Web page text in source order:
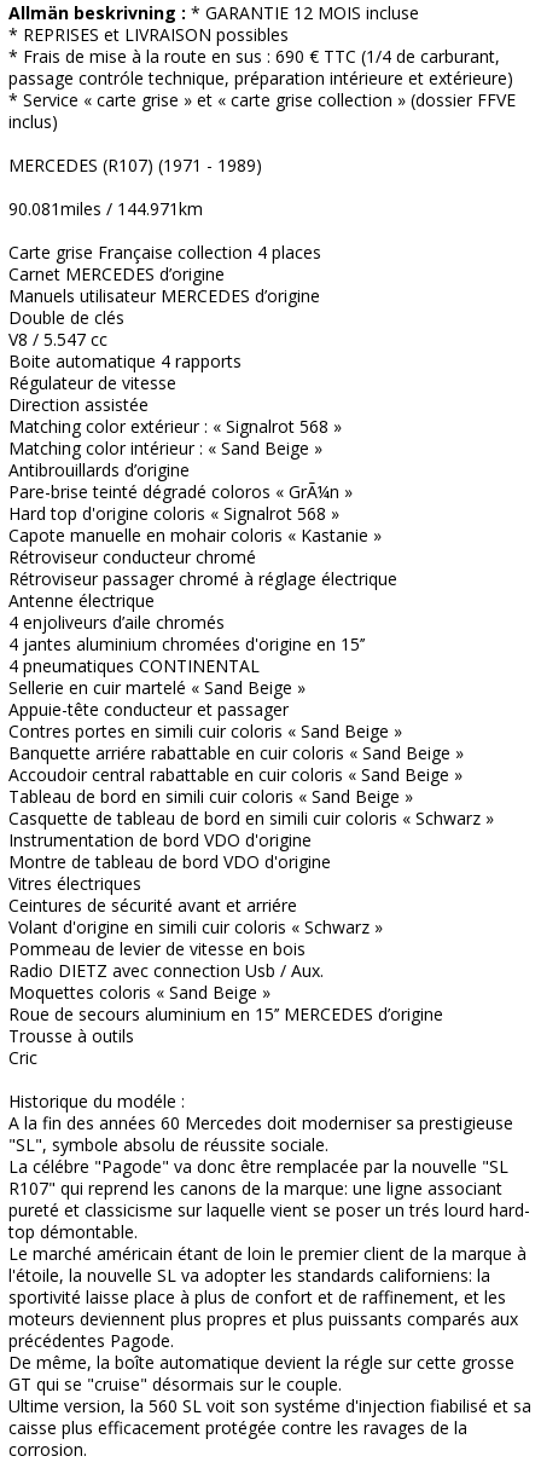
Allmän beskrivning : * GARANTIE 12 MOIS incluse
* REPRISES et LIVRAISON possibles
* Frais de mise à la route en sus : 690 € TTC (1/4 de carburant,
passage contróle technique, préparation intérieure et extérieure)
* Service « carte grise » et « carte grise collection » (dossier FFVE
inclus)
MERCEDES (R107) (1971 - 1989)
90.081miles / 144.971km
Carte grise Française collection 4 places
Carnet MERCEDES d’origine
Manuels utilisateur MERCEDES d’origine
Double de clés
V8 / 5.547 cc
Boite automatique 4 rapports
Régulateur de vitesse
Direction assistée
Matching color extérieur : « Signalrot 568 »
Matching color intérieur : « Sand Beige »
Antibrouillards d’origine
Pare-brise teinté dégradé coloros « GrÃ¼n »
Hard top d'origine coloris « Signalrot 568 »
Capote manuelle en mohair coloris « Kastanie »
Rétroviseur conducteur chromé
Rétroviseur passager chromé à réglage électrique
Antenne électrique
4 enjoliveurs d’aile chromés
4 jantes aluminium chromées d'origine en 15’’
4 pneumatiques CONTINENTAL
Sellerie en cuir martelé « Sand Beige »
Appuie-tête conducteur et passager
Contres portes en simili cuir coloris « Sand Beige »
Banquette arriére rabattable en cuir coloris « Sand Beige »
Accoudoir central rabattable en cuir coloris « Sand Beige »
Tableau de bord en simili cuir coloris « Sand Beige »
Casquette de tableau de bord en simili cuir coloris « Schwarz »
Instrumentation de bord VDO d'origine
Montre de tableau de bord VDO d'origine
Vitres électriques
Ceintures de sécurité avant et arriére
Volant d'origine en simili cuir coloris « Schwarz »
Pommeau de levier de vitesse en bois
Radio DIETZ avec connection Usb / Aux.
Moquettes coloris « Sand Beige »
Roue de secours aluminium en 15’’ MERCEDES d’origine
Trousse à outils
Cric
Historique du modéle :
A la fin des années 60 Mercedes doit moderniser sa prestigieuse
"SL", symbole absolu de réussite sociale.
La célébre "Pagode" va donc être remplacée par la nouvelle "SL
R107" qui reprend les canons de la marque: une ligne associant
pureté et classicisme sur laquelle vient se poser un trés lourd hard-
top démontable.
Le marché américain étant de loin le premier client de la marque à
l'étoile, la nouvelle SL va adopter les standards californiens: la
sportivité laisse place à plus de confort et de raffinement, et les
moteurs deviennent plus propres et plus puissants comparés aux
précédentes Pagode.
De même, la boîte automatique devient la régle sur cette grosse
GT qui se "cruise" désormais sur le couple.
Ultime version, la 560 SL voit son systéme d'injection fiabilisé et sa
caisse plus efficacement protégée contre les ravages de la
corrosion.